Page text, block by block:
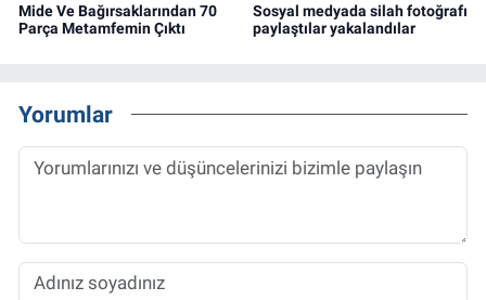
Mide Ve Bağırsaklarından 70
Parça Metamfemin Çıktı
Sosyal medyada silah fotoğrafı
paylaştılar yakalandılar
Yorumlar